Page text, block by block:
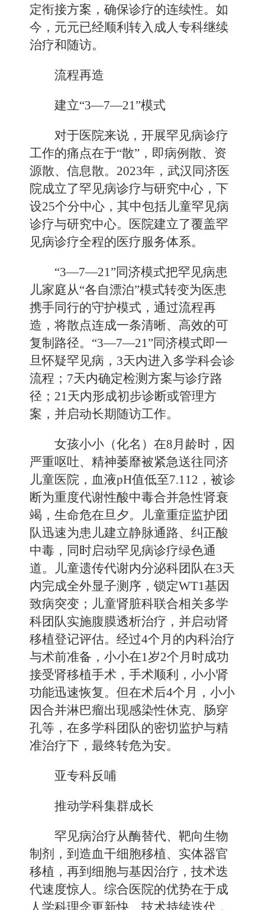
定衔接方案，确保诊疗的连续性。如
今，元元已经顺利转入成人专科继续
治疗和随访。
流程再造
建立“3—7—21”模式
对于医院来说，开展罕见病诊疗
工作的痛点在于“散”，即病例散、资
源散、信息散。2023年，武汉同济医
院成立了罕见病诊疗与研究中心，下
设25个分中心，其中包括儿童罕见病
诊疗与研究中心。医院建立了覆盖罕
见病诊疗全程的医疗服务体系。
“3—7—21”同济模式把罕见病患
儿家庭从“各自漂泊”模式转变为医患
携手同行的守护模式，通过流程再
造，将散点连成一条清晰、高效的可
复制路径。“3—7—21”同济模式即一
旦怀疑罕见病，3天内进入多学科会诊
流程；7天内确定检测方案与诊疗路
径；21天内形成初步诊断或管理方
案，并启动长期随访工作。
女孩小小（化名）在8月龄时，因
严重呕吐、精神萎靡被紧急送往同济
儿童医院，血液pH值低至7.112，被诊
断为重度代谢性酸中毒合并急性肾衰
竭，生命危在旦夕。儿童重症监护团
队迅速为患儿建立静脉通路、纠正酸
中毒，同时启动罕见病诊疗绿色通
道。儿童遗传代谢内分泌科团队在3天
内完成全外显子测序，锁定WT1基因
致病突变；儿童肾脏科联合相关多学
科团队实施腹膜透析治疗，并启动肾
移植登记评估。经过4个月的内科治疗
与术前准备，小小在1岁2个月时成功
接受肾移植手术，手术顺利，小小肾
功能迅速恢复。但在术后4个月，小小
因合并淋巴瘤出现感染性休克、肠穿
孔等，在多学科团队的密切监护与精
准治疗下，最终转危为安。
亚专科反哺
推动学科集群成长
罕见病治疗从酶替代、靶向生物
制剂，到造血干细胞移植、实体器官
移植，再到细胞与基因治疗，技术迭
代速度惊人。综合医院的优势在于成
人学科理念更新快、技术持续迭代，